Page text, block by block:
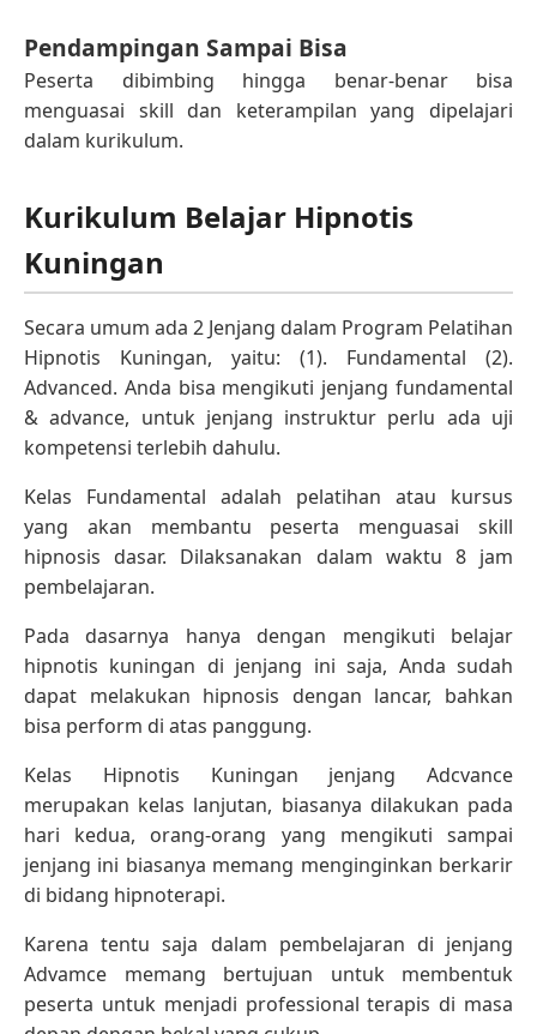
Pendampingan Sampai Bisa
Peserta dibimbing hingga benar-benar bisa
menguasai skill dan keterampilan yang dipelajari
dalam kurikulum.
Kurikulum Belajar Hipnotis
Kuningan
Secara umum ada 2 Jenjang dalam Program Pelatihan
Hipnotis Kuningan, yaitu: (1). Fundamental (2).
Advanced. Anda bisa mengikuti jenjang fundamental
& advance, untuk jenjang instruktur perlu ada uji
kompetensi terlebih dahulu.
Kelas Fundamental adalah pelatihan atau kursus
yang akan membantu peserta menguasai skill
hipnosis dasar. Dilaksanakan dalam waktu 8 jam
pembelajaran.
Pada dasarnya hanya dengan mengikuti belajar
hipnotis kuningan di jenjang ini saja, Anda sudah
dapat melakukan hipnosis dengan lancar, bahkan
bisa perform di atas panggung.
Kelas Hipnotis Kuningan jenjang Adcvance
merupakan kelas lanjutan, biasanya dilakukan pada
hari kedua, orang-orang yang mengikuti sampai
jenjang ini biasanya memang menginginkan berkarir
di bidang hipnoterapi.
Karena tentu saja dalam pembelajaran di jenjang
Advamce memang bertujuan untuk membentuk
peserta untuk menjadi professional terapis di masa